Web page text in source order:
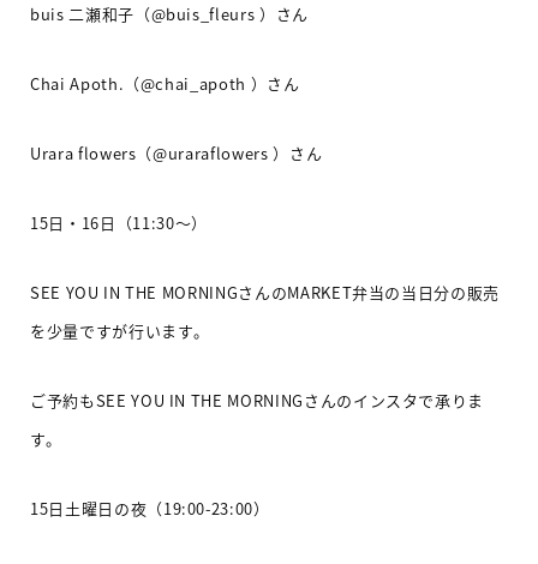
buis 二瀬和子（@buis_fleurs ）さん
Chai Apoth. （@chai_apoth ）さん
Urara flowers （@uraraflowers）さん
15日・ 16日（11:30〜）
SEE YOU IN THE MORNINGさんのMARKET弁当の当日分の販売
を少量ですが行います。
ご予約もSEE YOU IN THE MORNING さんのインスタで承りま
す。
15日土曜日の夜（19:00-23:00）